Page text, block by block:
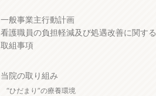
一般事業主行動計画
看護職員の負担軽減及び処遇改善に関する
取組事項
当院の取り組み
“ひだまり”の療養環境